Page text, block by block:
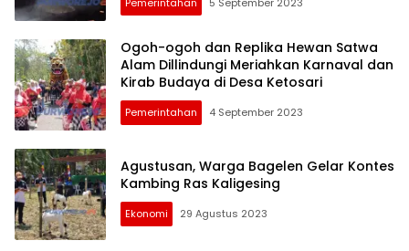
Pemerintahan 5 September 2023
Ogoh-ogoh dan Replika Hewan Satwa
Alam Dillindungi Meriahkan Karnaval dan
Kirab Budaya di Desa Ketosari
Pemerintahan 4 September 2023
Agustusan, Warga Bagelen Gelar Kontes
Kambing Ras Kaligesing
Ekonomi 29 Agustus 2023